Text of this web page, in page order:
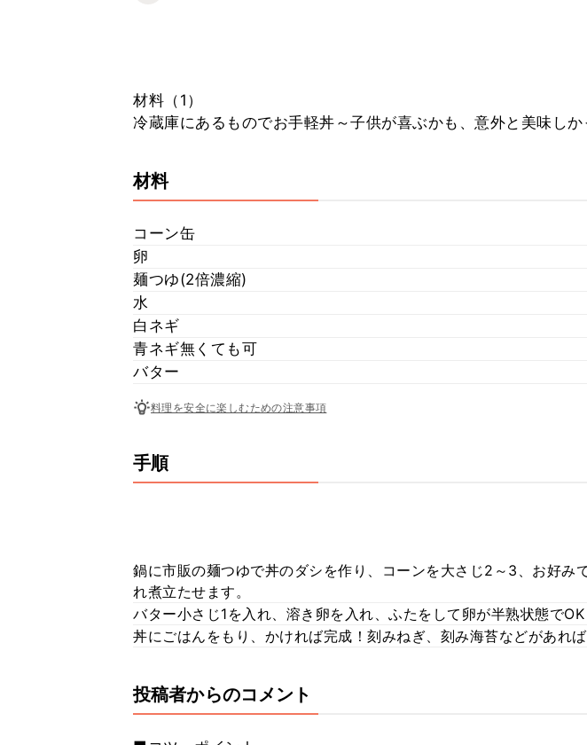
材料（1）
冷蔵庫にあるものでお手軽丼～子供が喜ぶかも、意外と美味しか
材料
コーン缶
卵
麺つゆ(2倍濃縮)
水
白ネギ
青ネギ無くても可
バター
料理を安全に楽しむための注意事項
手順
鍋に市販の麺つゆで丼のダシを作り、コーンを大さじ2～3、お好み
れ煮立たせます。
バター小さじ1を入れ、溶き卵を入れ、ふたをして卵が半熟状態でOK
丼にごはんをもり、かければ完成！刻みねぎ、刻み海苔などがあれ
投稿者からのコメント